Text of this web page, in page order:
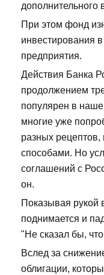
дополнительного
При этом фонд
инвестирования
предприятия.
Действия Банка
продолжением
популярен в
многие уже
разных
способами. Но
соглашений с
он.
Показывая рукой
поднимается и
"Не сказал бы,
Вслед за
облигации,